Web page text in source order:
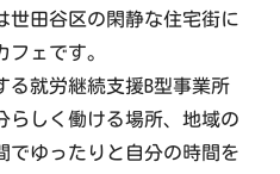
世田谷区の閑静な住宅街に
ェです。
る就労継続支援B型事業所
らしく働ける場所、地域の
でゆったりと自分の時間を